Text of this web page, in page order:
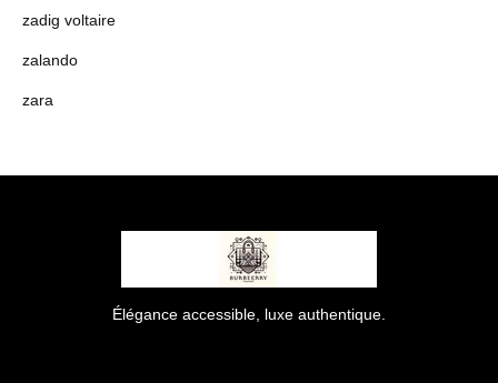
zadig voltaire
zalando
zara
Élégance accessible, luxe authentique.